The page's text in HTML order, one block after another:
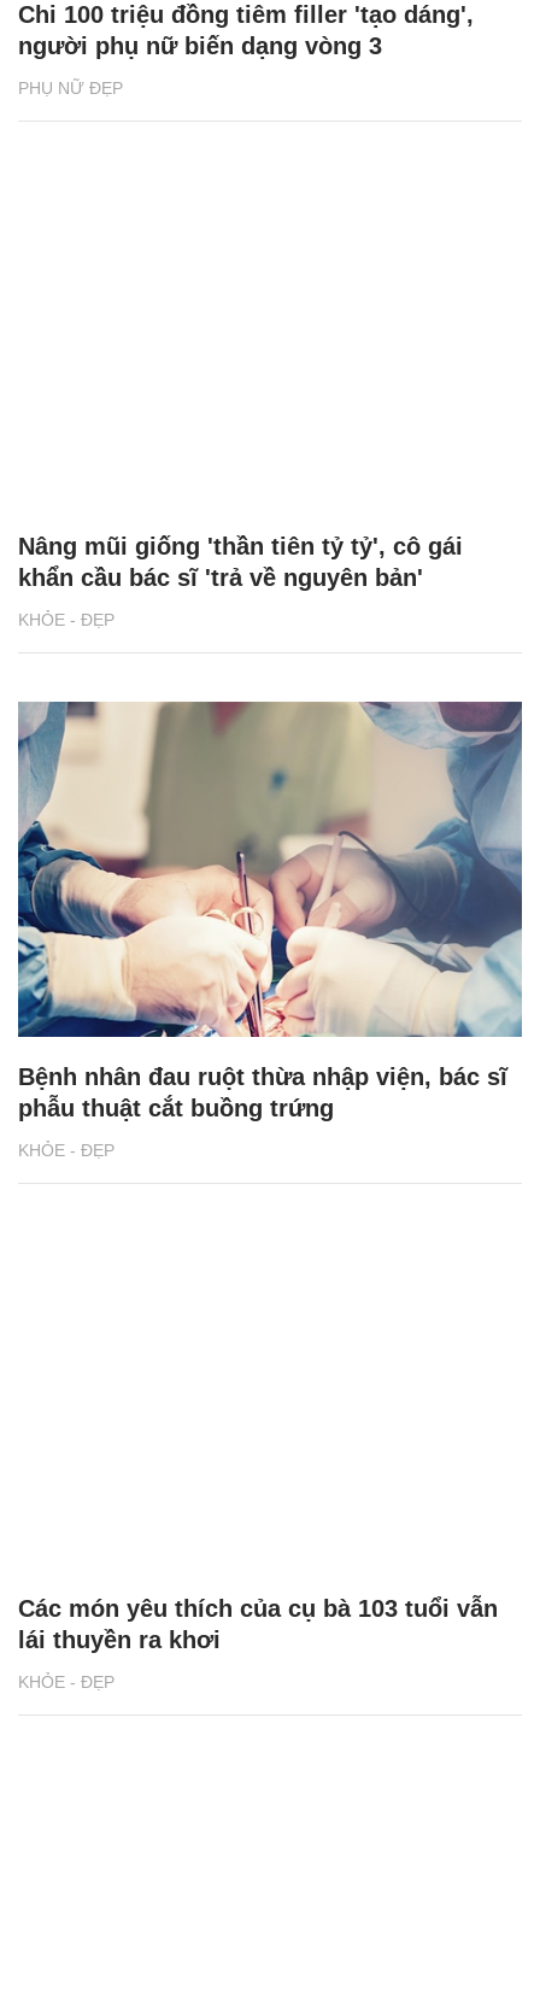
PHỤ NỮ ĐẸP
Chi 100 triệu đồng tiêm filler 'tạo dáng',
người phụ nữ biến dạng vòng 3
KHỎE - ĐẸP
Nâng mũi giống 'thần tiên tỷ tỷ', cô gái
khẩn cầu bác sĩ 'trả về nguyên bản'
KHỎE - ĐẸP
Bệnh nhân đau ruột thừa nhập viện, bác sĩ
phẫu thuật cắt buồng trứng
KHỎE - ĐẸP
Các món yêu thích của cụ bà 103 tuổi vẫn
lái thuyền ra khơi